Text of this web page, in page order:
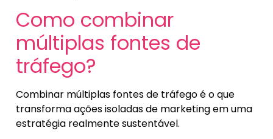
Como combinar
múltiplas fontes de
tráfego?
Combinar múltiplas fontes de tráfego é o que
transforma ações isoladas de marketing em uma
estratégia realmente sustentável.